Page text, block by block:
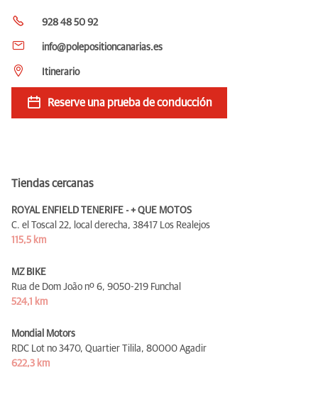
928 48 50 92
info@polepositioncanarias.es
Itinerario
Reserve una prueba de conducción
Tiendas cercanas
ROYAL ENFIELD TENERIFE - + QUE MOTOS
C. el Toscal 22, local derecha, 38417 Los Realejos
115,5 km
MZ BIKE
Rua de Dom João nº 6, 9050-219 Funchal
524,1 km
Mondial Motors
RDC Lot no 3470, Quartier Tilila, 80000 Agadir
622,3 km